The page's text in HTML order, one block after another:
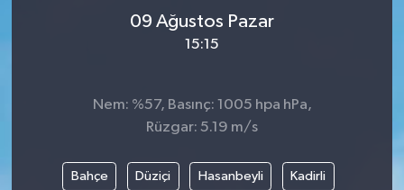
09 Ağustos Pazar
15:15
Nem: %57, Basınç: 1005 hpa hPa,
Rüzgar: 5.19 m/s
Bahçe Düziçi Hasanbeyli Kadirli
Resmî ilanlar